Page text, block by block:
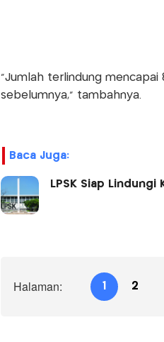
"Jumlah terlindung mencapai
sebelumnya," tambahnya.
Baca Juga:
LPSK Siap
Halaman: 1 2